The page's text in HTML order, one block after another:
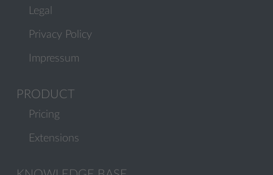
Legal
Privacy Policy
Impressum
PRODUCT
Pricing
Extensions